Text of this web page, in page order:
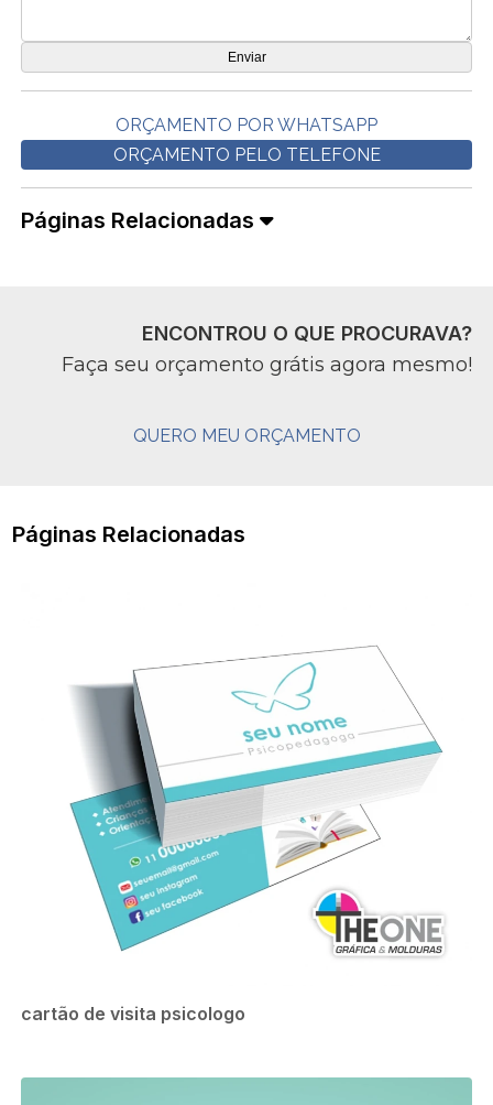
ORÇAMENTO POR WHATSAPP
ORÇAMENTO PELO TELEFONE
Páginas Relacionadas
ENCONTROU O QUE PROCURAVA?
Faça seu orçamento grátis agora mesmo!
QUERO MEU ORÇAMENTO
Páginas Relacionadas
cartão de visita psicologo